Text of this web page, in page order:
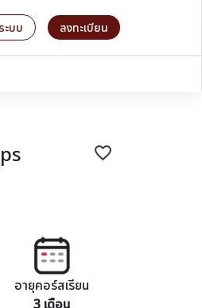
ะบบ ลงทะเบียน
favorite_border
อายุคอร์สเรียน
3 เดือน